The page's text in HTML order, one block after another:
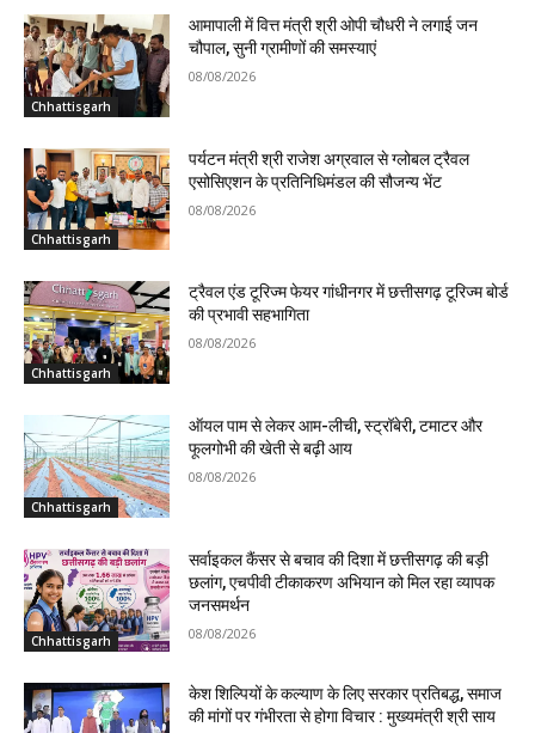
Chhattisgarh
आमापाली में वित्त मंत्री श्री ओपी चौधरी ने लगाई जन
चौपाल, सुनी ग्रामीणों की समस्याएं
08/08/2026
Chhattisgarh
पर्यटन मंत्री श्री राजेश अग्रवाल से ग्लोबल ट्रैवल
एसोसिएशन के प्रतिनिधिमंडल की सौजन्य भेंट
08/08/2026
Chhattisgarh
ट्रैवल एंड टूरिज्म फेयर गांधीनगर में छत्तीसगढ़ टूरिज्म बोर्ड
की प्रभावी सहभागिता
08/08/2026
Chhattisgarh
ऑयल पाम से लेकर आम-लीची, स्ट्रॉबेरी, टमाटर और
फूलगोभी की खेती से बढ़ी आय
08/08/2026
Chhattisgarh
सर्वाइकल कैंसर से बचाव की दिशा में छत्तीसगढ़ की बड़ी
छलांग, एचपीवी टीकाकरण अभियान को मिल रहा व्यापक
जनसमर्थन
08/08/2026
केश शिल्पियों के कल्याण के लिए सरकार प्रतिबद्ध, समाज
की मांगों पर गंभीरता से होगा विचार : मुख्यमंत्री श्री साय